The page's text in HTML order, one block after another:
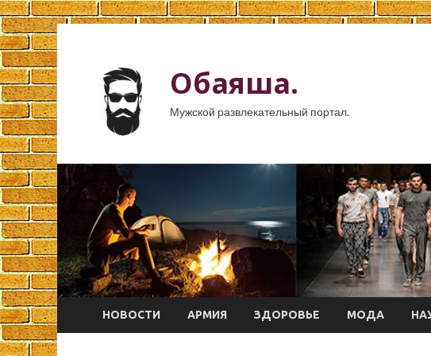
Обаяша.
Мужской развлекательный портал.
НОВОСТИ АРМИЯ ЗДОРОВЬЕ МОДА